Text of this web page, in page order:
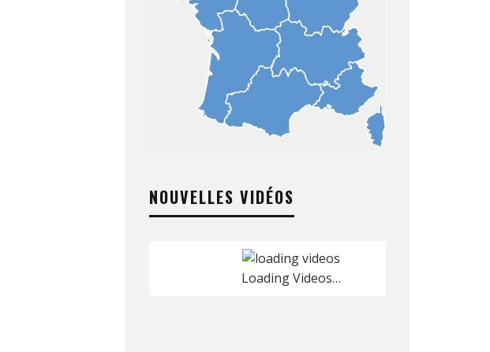
NOUVELLES VIDÉOS
Loading Videos…